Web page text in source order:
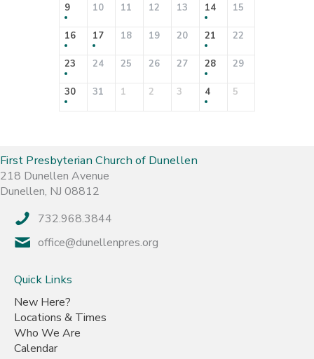
9 10 11 12 13 14 15
16 17 18 19 20 21 22
23 24 25 26 27 28 29
30 31 1 2 3 4 5
First Presbyterian Church of Dunellen
218 Dunellen Avenue
Dunellen, NJ 08812
732.968.3844
office@dunellenpres.org
Quick Links
New Here?
Locations & Times
Who We Are
Calendar